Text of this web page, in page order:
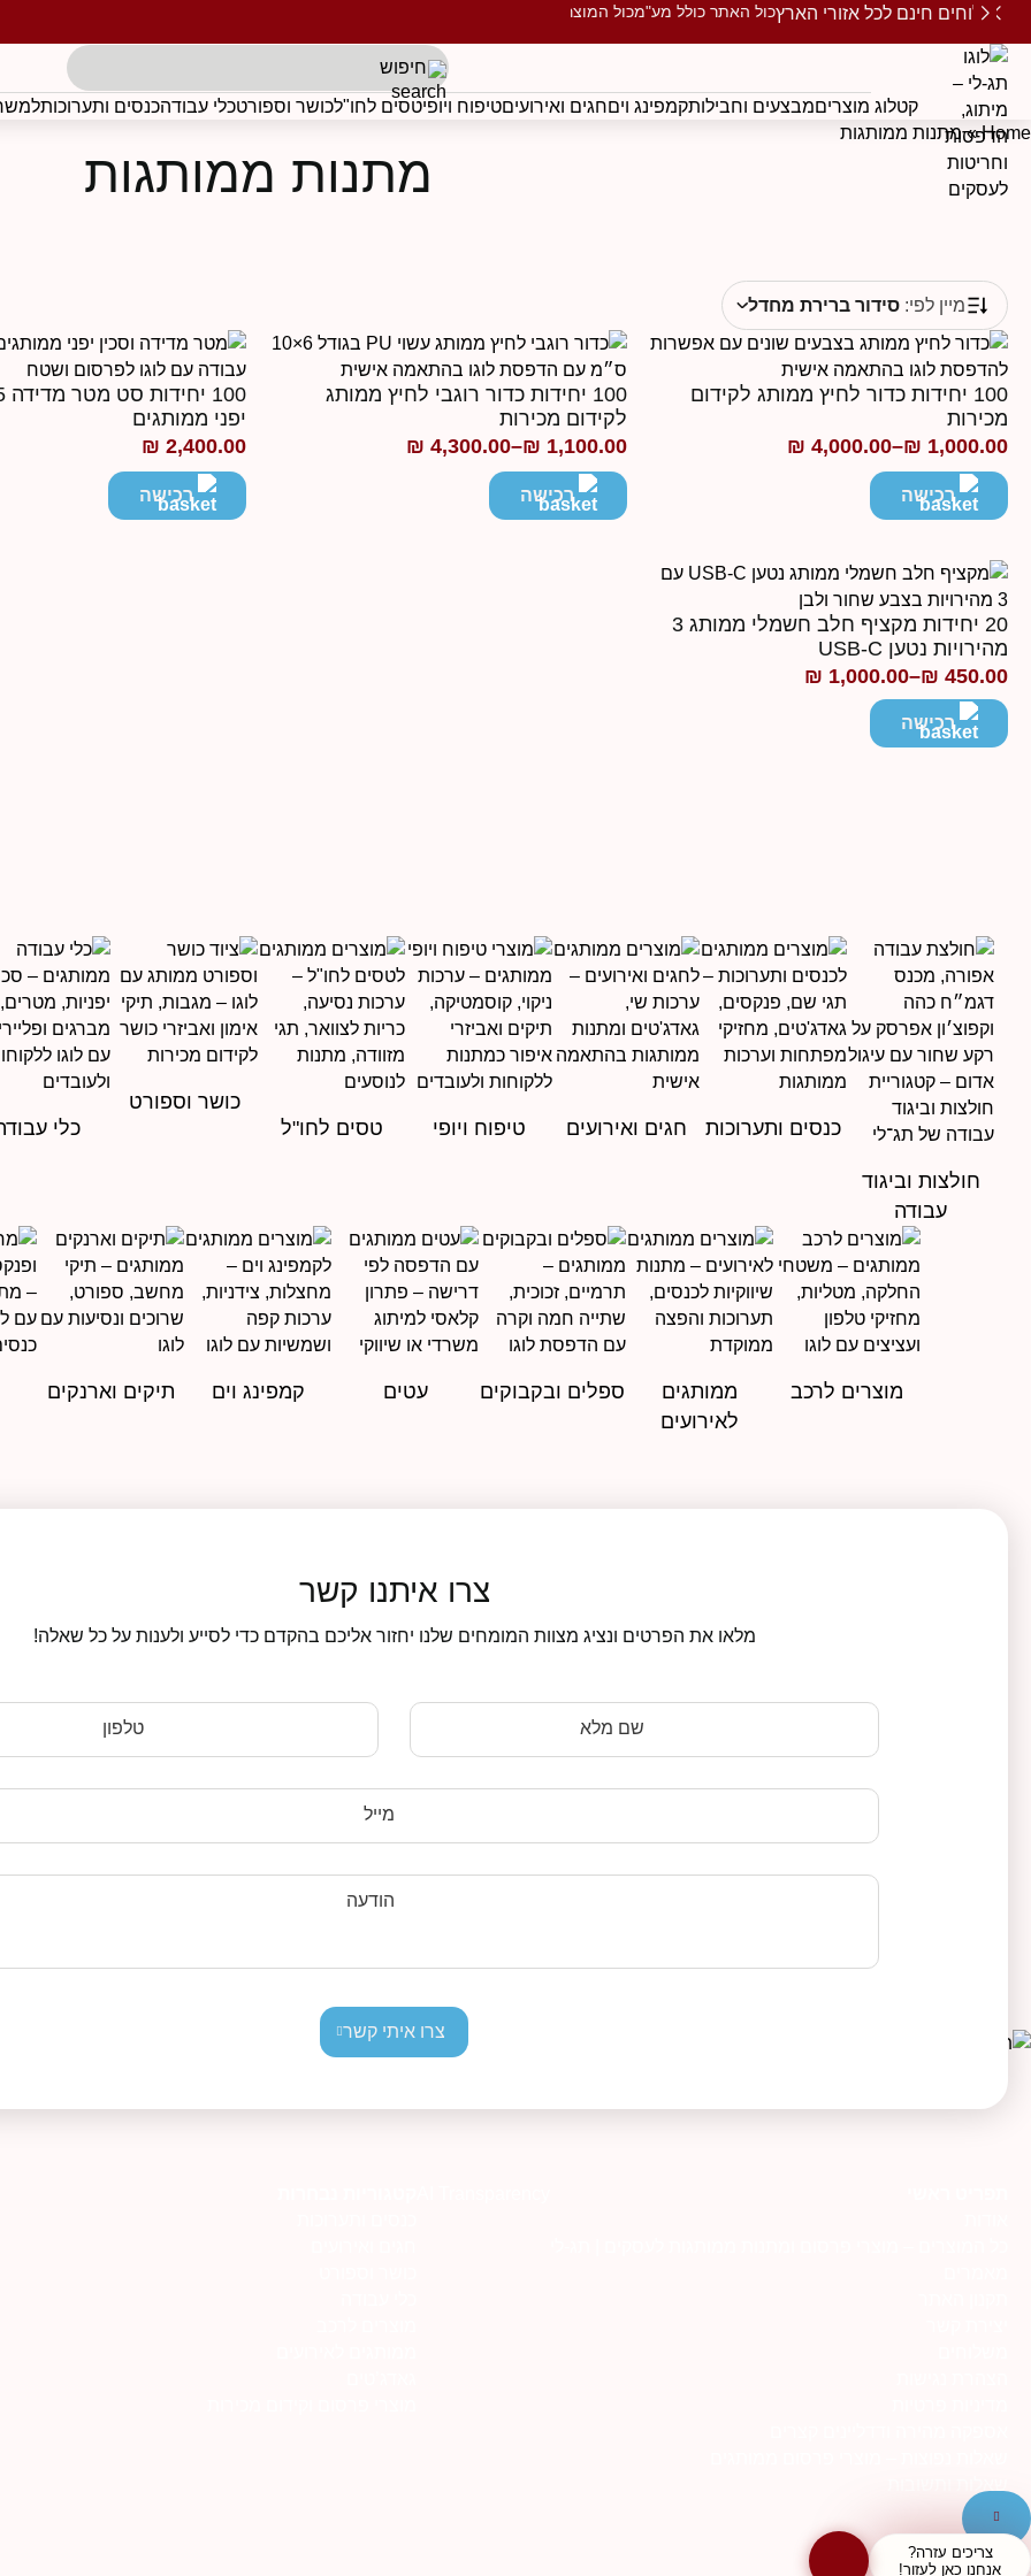
משלוחים חינם לכל אזורי הארץכול האתר כולל מע"מכול המוצרים ממותגים לפי בקשת הלקוח
קטלוג מוצריםמבצעים וחבילותקמפינג ויםחגים ואירועיםטיפוח ויופיטסים לחו"לכושר וספורטכלי עבודהכנסים ותערוכות
Home
»מתנות ממותגות
מתנות ממותגות
מיין לפי: סידור ברירת מחדל
100 יחידות כדור לחיץ ממותג לקידום
מכירות
₪ 1,000.00
–
₪ 4,000.00
טווח
מחירים:רכישה
100 יחידות כדור רוגבי לחיץ ממותג
לקידום מכירות
₪ 1,100.00
–
₪ 4,300.00
טווח
מחירים:רכישה
יפני ממותגים
₪ 2,400.00
רכישה
20 יחידות מקציף חלב חשמלי ממותג 3
מהירויות נטען USB-C
₪ 450.00
–
₪ 1,000.00
טווח
מחירים:רכישה
חולצות וביגוד
עבודה
כנסים ותערוכות חגים ואירועים טיפוח ויופי טסים לחו"ל
כושר וספורט
כלי
מוצרים לרכב
ממותגים
לאירועים
ספלים ובקבוקים עטים קמפינג וים תיקים וארנקים
צרו איתנו קשר
מלאו את הפרטים ונציג מצוות המומחים שלנו יחזור אליכם בהקדם כדי לסייע ולענות על כל שאלה!
שם מלא טלפון
מייל
הודעה
צרו איתי קשר
צריכים עזרה?
אנחנו כאן לעזור!